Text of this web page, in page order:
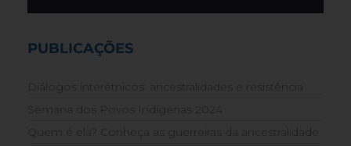
PUBLICAÇÕES
Diálogos interétnicos: ancestralidades e resistência
Semana dos Povos Indígenas 2024
Quem é ela? Conheça as guerreiras da ancestralidade